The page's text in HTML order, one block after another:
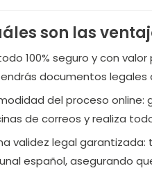
son las
100% seguro y con
documentos
del proceso online:
de correos y realiza
validez legal garantizada:
español, asegurando